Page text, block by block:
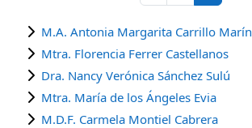
M.A. Antonia Margarita Carrillo Marín
Mtra. Florencia Ferrer Castellanos
Dra. Nancy Verónica Sánchez Sulú
Mtra. María de los Ángeles Evia
M.D.F. Carmela Montiel Cabrera